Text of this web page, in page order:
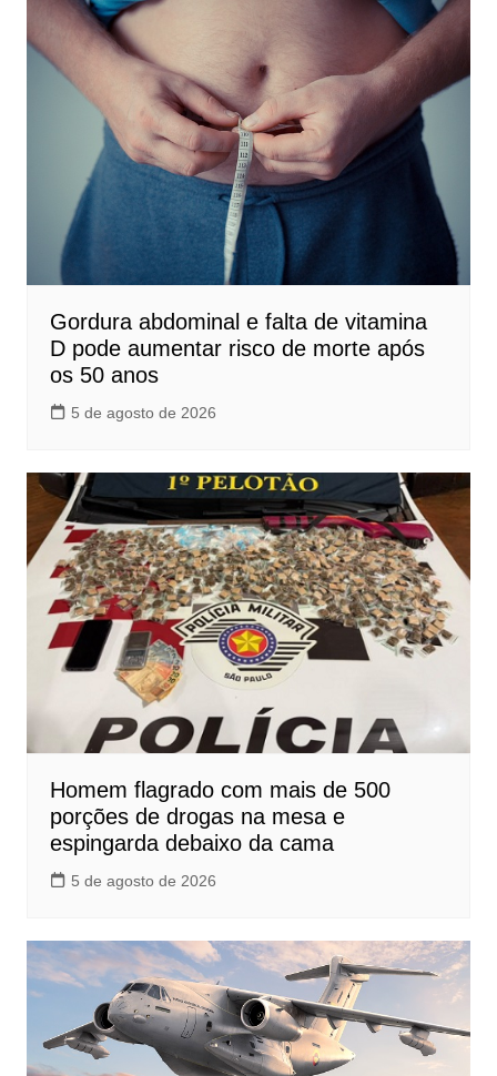
Gordura abdominal e falta de vitamina
D pode aumentar risco de morte após
os 50 anos
5 de agosto de 2026
Homem flagrado com mais de 500
porções de drogas na mesa e
espingarda debaixo da cama
5 de agosto de 2026